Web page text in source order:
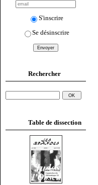
S'inscrire
Se désinscrire
Rechercher
Table de dissection